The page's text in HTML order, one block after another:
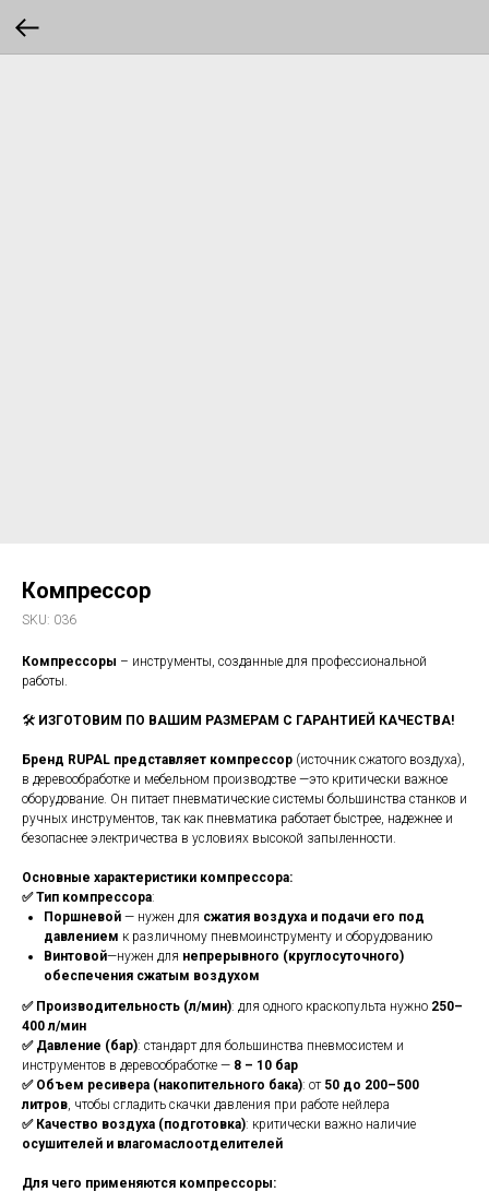
Компрессор
SKU: 036
Компрессоры – инструменты, созданные для профессиональной
работы.
🛠️ ИЗГОТОВИМ ПО ВАШИМ РАЗМЕРАМ С ГАРАНТИЕЙ КАЧЕСТВА!
Бренд RUPAL представляет компрессор (источник сжатого воздуха),
в деревообработке и мебельном производстве —это критически важное
оборудование. Он питает пневматические системы большинства станков и
ручных инструментов, так как пневматика работает быстрее, надежнее и
безопаснее электричества в условиях высокой запыленности.
Основные характеристики компрессора:
✅ Тип компрессора:
Поршневой — нужен для сжатия воздуха и подачи его под
давлением к различному пневмоинструменту и оборудованию
Винтовой—нужен для непрерывного (круглосуточного)
обеспечения сжатым воздухом
✅ Производительность (л/мин): для одного краскопульта нужно 250–
400 л/мин
✅ Давление (бар): стандарт для большинства пневмосистем и
инструментов в деревообработке — 8 – 10 бар
✅ Объем ресивера (накопительного бака): от 50 до 200–500
литров, чтобы сгладить скачки давления при работе нейлера
✅ Качество воздуха (подготовка): критически важно наличие
осушителей и влагомаслоотделителей
Для чего применяются компрессоры: